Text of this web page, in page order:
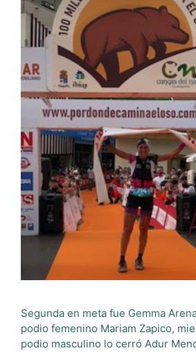
Segunda en meta fue Gemma
podio femenino Mariam Zapico,
podio masculino lo cerró Adur